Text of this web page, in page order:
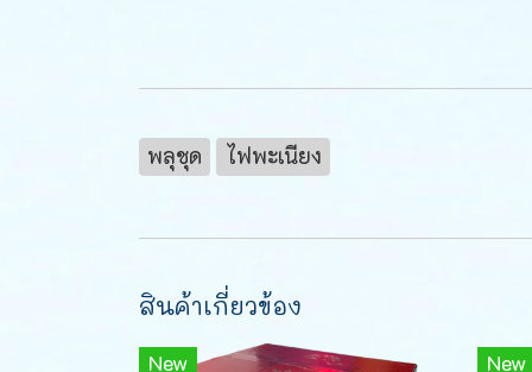
พลุชุด ไฟพะเนียง
สินค้าเกี่ยวข้อง
New New